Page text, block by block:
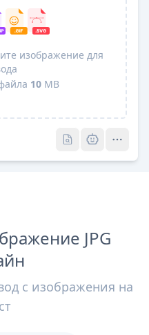
изображение для
10MB
JPG
с изображения на